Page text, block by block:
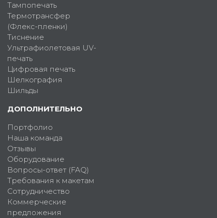
Тампопечать
Термотрансфер
(Флекс-пленки)
Тиснение
Ультрафиолетовая UV-
печать
Цифровая печать
Шелкография
Шильды
ДОПОЛНИТЕЛЬНО
Портфолио
Наша команда
Отзывы
Оборудование
Вопросы-ответ (FAQ)
Требования к макетам
Сотрудничество
Коммерческие
предложения